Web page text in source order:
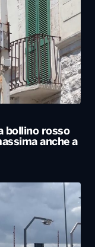
bollino rosso
anche a